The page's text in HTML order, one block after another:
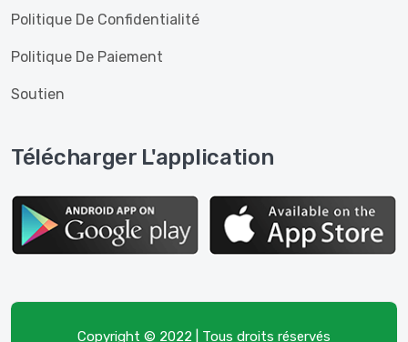
Politique De Confidentialité
Politique De Paiement
Soutien
Télécharger L'application
Copyright © 2022 | Tous droits réservés